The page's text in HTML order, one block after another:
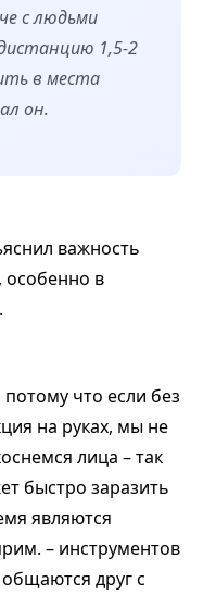
с людьми
1,5-2
в места
он.
важность
особенно в
что если без
на руках, мы не
лица – так
быстро заразить
являются
– инструментов
друг с